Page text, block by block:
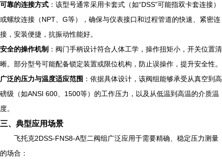
可靠的连接方式 ：该型号通常采用卡套式（如“DSS”可能指双卡套连接）
或螺纹连接（NPT、G等），确保与仪表接口和过程管道的快速、紧密连
接，安装便捷，抗振动性能好。
安全的操作机制 ：阀门手柄设计符合人体工学，操作扭矩小，开关位置清
晰。部分型号可能配备锁定装置或限位机构，防止误操作，提升安全性。
广泛的压力与温度适应范围 ：依据具体设计，该阀组能够承受从真空到高
磅级（如ANSI 600、1500等）的工作压力，以及从低温到高温的介质温
度。
三、典型应用场景
飞托克2DSS-FNS8-A型二阀组广泛应用于需要精确、稳定压力测量
的场合：